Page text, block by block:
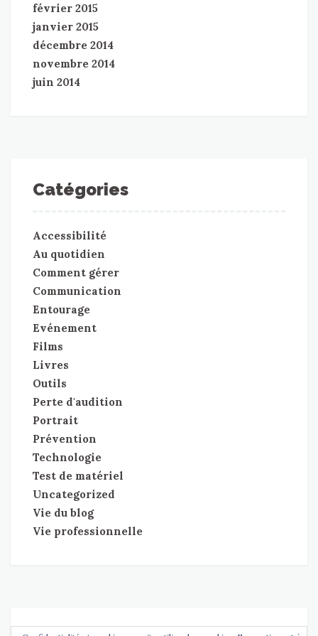
février 2015
janvier 2015
décembre 2014
novembre 2014
juin 2014
Catégories
Accessibilité
Au quotidien
Comment gérer
Communication
Entourage
Evénement
Films
Livres
Outils
Perte d'audition
Portrait
Prévention
Technologie
Test de matériel
Uncategorized
Vie du blog
Vie professionnelle